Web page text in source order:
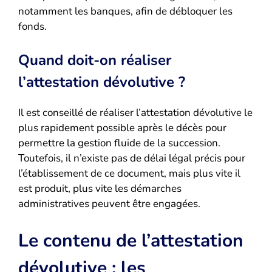
notamment les banques, afin de débloquer les
fonds.
Quand doit-on réaliser
l’attestation dévolutive ?
Il est conseillé de réaliser l’attestation dévolutive le
plus rapidement possible après le décès pour
permettre la gestion fluide de la succession.
Toutefois, il n’existe pas de délai légal précis pour
l’établissement de ce document, mais plus vite il
est produit, plus vite les démarches
administratives peuvent être engagées.
Le contenu de l’attestation